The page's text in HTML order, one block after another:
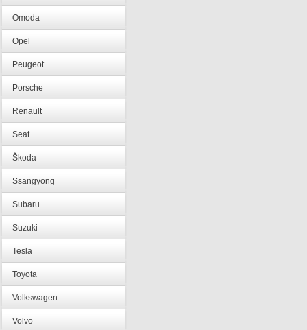
Omoda
Opel
Peugeot
Porsche
Renault
Seat
Škoda
Ssangyong
Subaru
Suzuki
Tesla
Toyota
Volkswagen
Volvo